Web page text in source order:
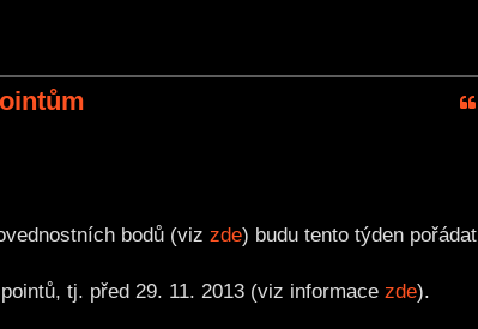
bodů (viz zde) budu tento týden pořádat
tj. před 29. 11. 2013 (viz informace zde).